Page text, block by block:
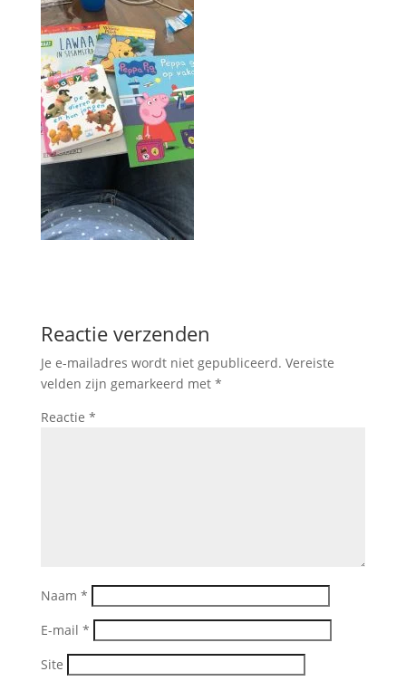
Reactie verzenden
Je e-mailadres wordt niet gepubliceerd. Vereiste
velden zijn gemarkeerd met *
Reactie *
Naam *
E-mail *
Site